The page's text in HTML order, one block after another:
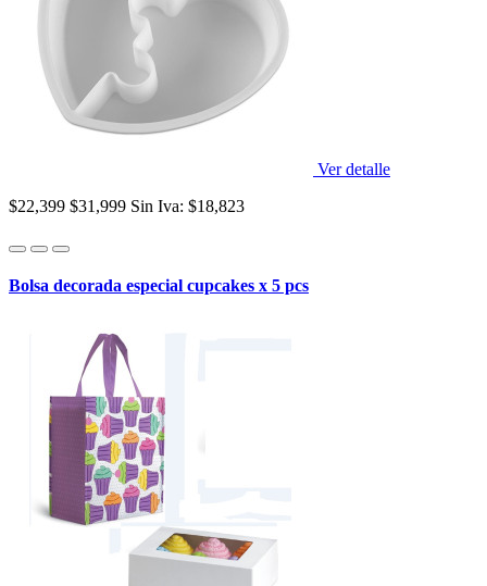
Ver detalle
$22,399 $31,999 Sin Iva: $18,823
Bolsa decorada especial cupcakes x 5 pcs